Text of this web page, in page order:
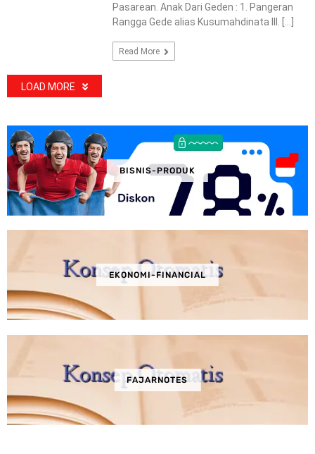
Pasarean. Anak Dari Geden : 1. Pangeran
Rangga Gede alias Kusumahdinata III. […]
Read More
LOAD MORE
BISNIS-PRODUK
EKONOMI-FINANCIAL
FAJARNOTES